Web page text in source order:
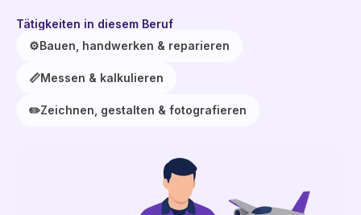
Tätigkeiten in diesem Beruf
⚙️Bauen, handwerken & reparieren
📏Messen & kalkulieren
✏️Zeichnen, gestalten & fotografieren